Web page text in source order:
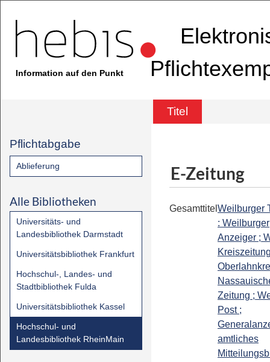
Information auf den Punkt
Titel
Pflichtabgabe
Ablieferung
Alle Bibliotheken
Universitäts- und
Landesbibliothek Darmstadt
Universitätsbibliothek Frankfurt
Hochschul-, Landes- und
Stadtbibliothek Fulda
Universitätsbibliothek Kassel
Hochschul- und
Landesbibliothek RheinMain
E-Zeitung
Gesamttitel Weilburger
: Weilburger
Anzeiger ;
Zeitung ;
Post ;
amtliches